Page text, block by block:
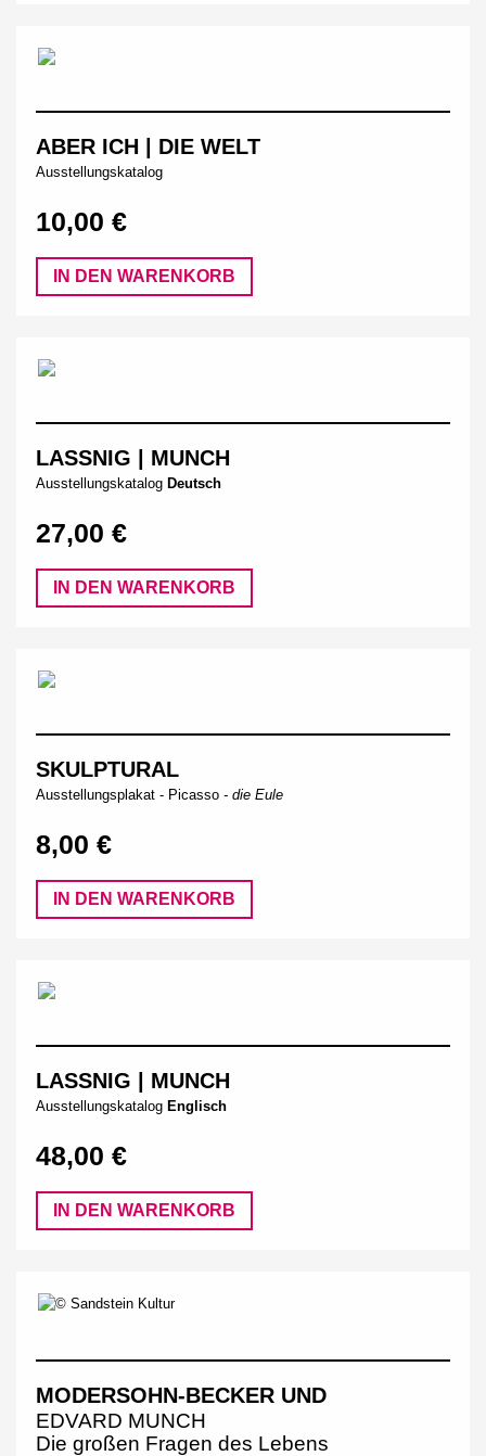
ABER ICH | DIE WELT
Ausstellungskatalog
10,00 €
IN DEN WARENKORB
LASSNIG | MUNCH
Ausstellungskatalog Deutsch
27,00 €
IN DEN WARENKORB
SKULPTURAL
Ausstellungsplakat - Picasso - die Eule
8,00 €
IN DEN WARENKORB
LASSNIG | MUNCH
Ausstellungskatalog Englisch
48,00 €
IN DEN WARENKORB
MODERSOHN-BECKER UND
EDVARD MUNCH
Die großen Fragen des Lebens